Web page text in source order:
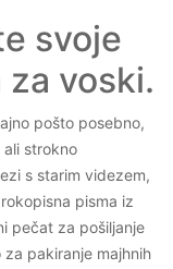
svoje
voski.
pošto posebno,
strokno
s starim videzem,
pisma iz
pečat za pošiljanje
pakiranje majhnih